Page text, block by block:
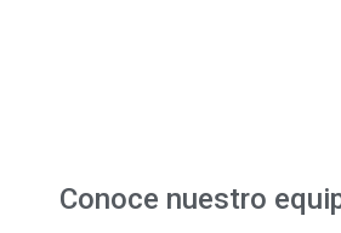
Conoce nuestro